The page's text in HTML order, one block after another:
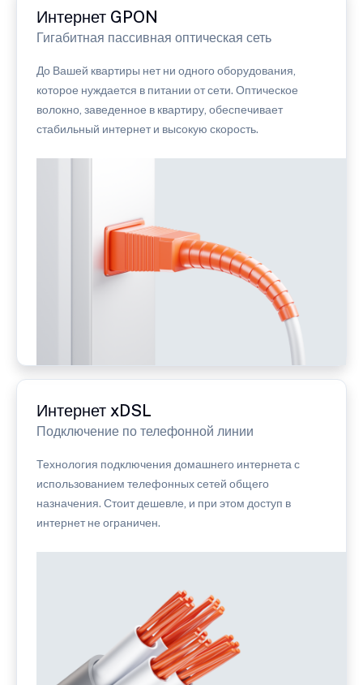
Интернет GPON
Гигабитная пассивная оптическая сеть
До Вашей квартиры нет ни одного оборудования,
которое нуждается в питании от сети. Оптическое
волокно, заведенное в квартиру, обеспечивает
стабильный интернет и высокую скорость.
Интернет xDSL
Подключение по телефонной линии
Технология подключения домашнего интернета с
использованием телефонных сетей общего
назначения. Стоит дешевле, и при этом доступ в
интернет не ограничен.